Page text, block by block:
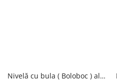
Nivelă cu bula ( Boloboc ) aluminiu profil ID, 40cm - Sola-01256501